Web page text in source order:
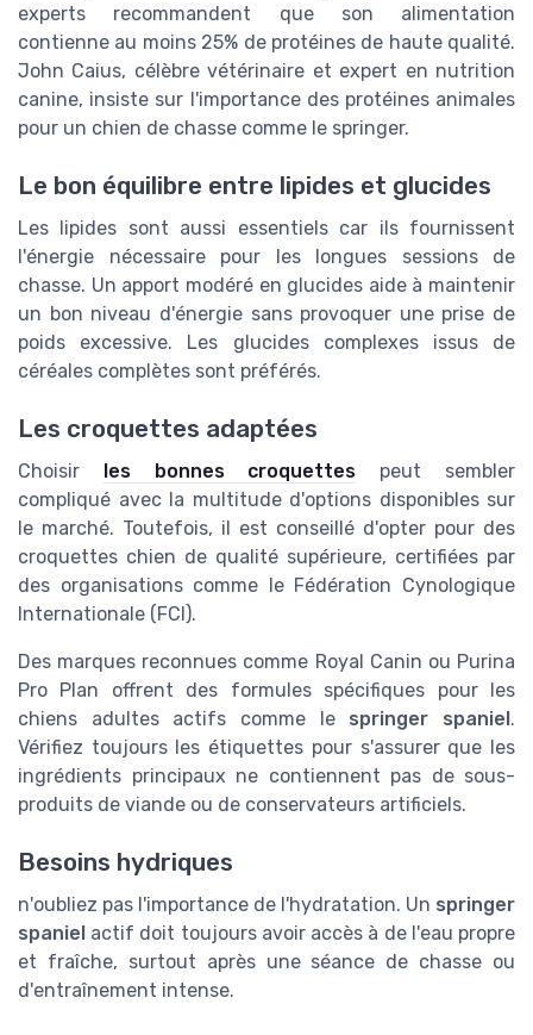
experts recommandent que son alimentation
contienne au moins 25% de protéines de haute qualité.
John Caius, célèbre vétérinaire et expert en nutrition
canine, insiste sur l'importance des protéines animales
pour un chien de chasse comme le springer.
Le bon équilibre entre lipides et glucides
Les lipides sont aussi essentiels car ils fournissent
l'énergie nécessaire pour les longues sessions de
chasse. Un apport modéré en glucides aide à maintenir
un bon niveau d'énergie sans provoquer une prise de
poids excessive. Les glucides complexes issus de
céréales complètes sont préférés.
Les croquettes adaptées
Choisir les bonnes croquettes peut sembler
compliqué avec la multitude d'options disponibles sur
le marché. Toutefois, il est conseillé d'opter pour des
croquettes chien de qualité supérieure, certifiées par
des organisations comme le Fédération Cynologique
Internationale (FCI).
Des marques reconnues comme Royal Canin ou Purina
Pro Plan offrent des formules spécifiques pour les
chiens adultes actifs comme le springer spaniel.
Vérifiez toujours les étiquettes pour s'assurer que les
ingrédients principaux ne contiennent pas de sous-
produits de viande ou de conservateurs artificiels.
Besoins hydriques
n'oubliez pas l'importance de l'hydratation. Un springer
spaniel actif doit toujours avoir accès à de l'eau propre
et fraîche, surtout après une séance de chasse ou
d'entraînement intense.